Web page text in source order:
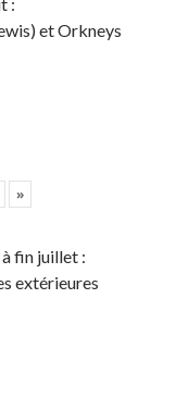
:
et Orkneys
»
fin juillet :
extérieures